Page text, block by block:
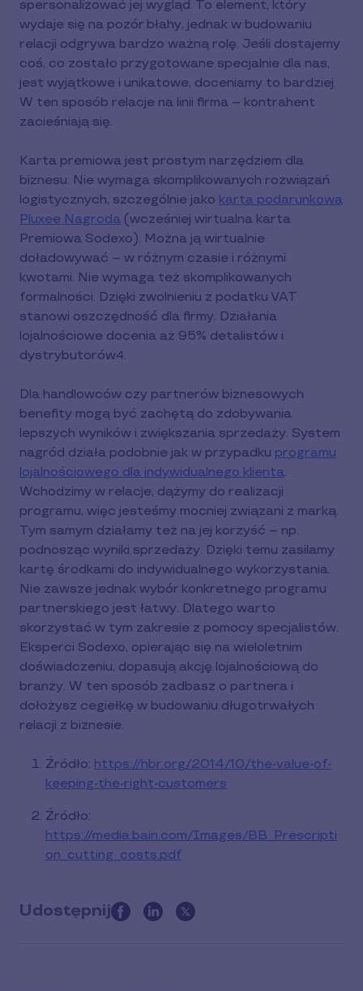
spersonalizować jej wygląd. To element, który
wydaje się na pozór błahy, jednak w budowaniu
relacji odgrywa bardzo ważną rolę. Jeśli dostajemy
coś, co zostało przygotowane specjalnie dla nas,
jest wyjątkowe i unikatowe, doceniamy to bardziej.
W ten sposób relacje na linii firma – kontrahent
zacieśniają się.
Karta premiowa jest prostym narzędziem dla
biznesu. Nie wymaga skomplikowanych rozwiązań
logistycznych, szczególnie jako karta podarunkowa
Pluxee Nagroda (wcześniej wirtualna karta
Premiowa Sodexo). Można ją wirtualnie
doładowywać – w różnym czasie i różnymi
kwotami. Nie wymaga też skomplikowanych
formalności. Dzięki zwolnieniu z podatku VAT
stanowi oszczędność dla firmy. Działania
lojalnościowe docenia aż 95% detalistów i
dystrybutorów4.
Dla handlowców czy partnerów biznesowych
benefity mogą być zachętą do zdobywania
lepszych wyników i zwiększania sprzedaży. System
nagród działa podobnie jak w przypadku programu
lojalnościowego dla indywidualnego klienta.
Wchodzimy w relacje, dążymy do realizacji
programu, więc jesteśmy mocniej związani z marką.
Tym samym działamy też na jej korzyść – np.
podnosząc wyniki sprzedaży. Dzięki temu zasilamy
kartę środkami do indywidualnego wykorzystania.
Nie zawsze jednak wybór konkretnego programu
partnerskiego jest łatwy. Dlatego warto
skorzystać w tym zakresie z pomocy specjalistów.
Eksperci Sodexo, opierając się na wieloletnim
doświadczeniu, dopasują akcję lojalnościową do
branży. W ten sposób zadbasz o partnera i
dołożysz cegiełkę w budowaniu długotrwałych
relacji z biznesie.
Źródło: https://hbr.org/2014/10/the-value-of-
keeping-the-right-customers
Źródło:
https://media.bain.com/Images/BB_Prescripti
on_cutting_costs.pdf
Udostępnij
this